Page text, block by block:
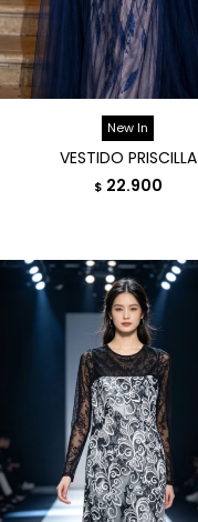
New In
VESTIDO PRISCILLA
$ 22.900